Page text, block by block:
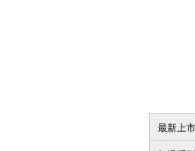
最新上市